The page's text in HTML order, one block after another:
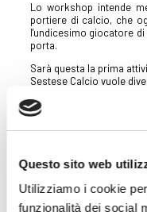
Questo sito web
Utilizziamo i cookie
funzionalità dei social
Lo workshop intende
portiere di calcio, che
l'undicesimo giocatore
porta.
Sarà questa la prima
Sestese Calcio vuole
A tale proposito saranno
per giovani portieri e